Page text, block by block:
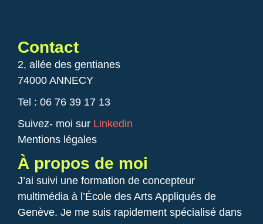
Contact
2, allée des gentianes
74000 ANNECY
Tel : 06 76 39 17 13
Suivez- moi sur Linkedin
Mentions légales
À propos de moi
J’ai suivi une formation de concepteur
multimédia à l’École des Arts Appliqués de
Genève. Je me suis rapidement spécialisé dans